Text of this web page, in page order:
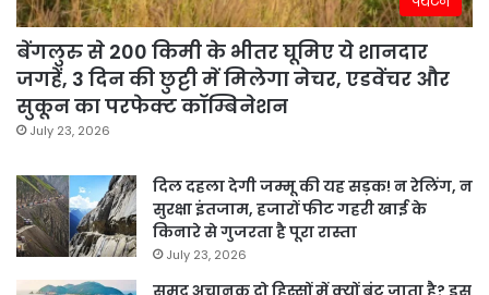
बेंगलुरु से 200 किमी के भीतर घूमिए ये शानदार
जगहें, 3 दिन की छुट्टी में मिलेगा नेचर, एडवेंचर और
सुकून का परफेक्ट कॉम्बिनेशन
July 23, 2026
दिल दहला देगी जम्मू की यह सड़क! न रेलिंग, न
सुरक्षा इंतजाम, हजारों फीट गहरी खाई के
किनारे से गुजरता है पूरा रास्ता
July 23, 2026